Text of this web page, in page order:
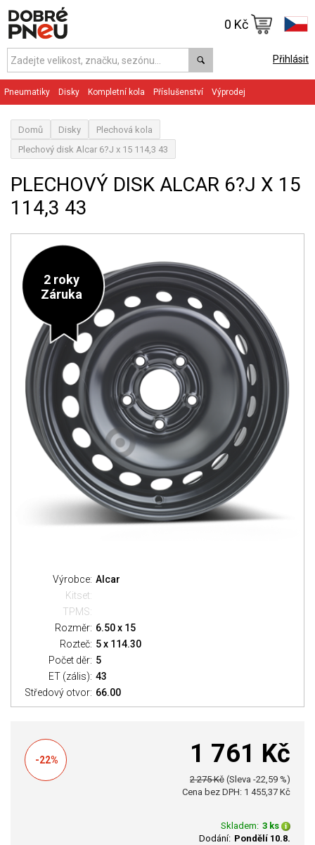
Přihlásit
0 Kč
Pneumatiky Disky Kompletní kola Příslušenství Výprodej
Domů Disky
Plechová kola
Plechový disk Alcar 6?J x 15 114,3 43
PLECHOVÝ DISK ALCAR 6?J X 15
114,3 43
2 roky
Záruka
Výrobce: Alcar
Kitset:
TPMS:
Rozměr: 6.50 x 15
Rozteč: 5 x 114.30
Počet děr: 5
ET (zális): 43
Středový otvor: 66.00
-22% 1 761 Kč
2 275 Kč (Sleva -22,59 %)
Cena bez DPH: 1 455,37 Kč
Skladem: 3 ks
Dodání: Pondělí 10.8.